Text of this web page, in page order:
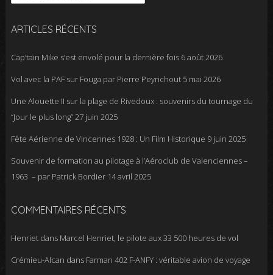
ARTICLES RÉCENTS
Cap’tain Mike s’est envolé pour la dernière fois 6 août 2026
Vol avec la PAF sur Fouga par Pierre Peyrichout 5 mai 2026
Une Alouette II sur la plage de Rivedoux : souvenirs du tournage du
“Jour le plus long”27 juin 2025
Fête Aérienne de Vincennes 1928 : Un Film Historique 9 juin 2025
Souvenir de formation au pilotage à l’Aéroclub de Valenciennes –
1963 – par Patrick Bordier 14 avril 2025
COMMENTAIRES RÉCENTS
Henrietdans Marcel Henriet, le pilote aux 33 500 heures de vol
Crémieu-Alcan dans Farman 402 F-ANFY : véritable avion de voyage